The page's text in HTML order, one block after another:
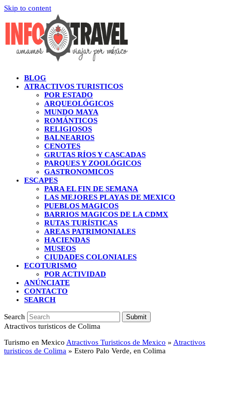
Skip to content
BLOG
ATRACTIVOS TURISTICOS
POR ESTADO
ARQUEOLÓGICOS
MUNDO MAYA
ROMÁNTICOS
RELIGIOSOS
BALNEARIOS
CENOTES
GRUTAS RÍOS Y CASCADAS
PARQUES Y ZOOLÓGICOS
GASTRONOMICOS
ESCAPES
PARA EL FIN DE SEMANA
LAS MEJORES PLAYAS DE MEXICO
PUEBLOS MAGICOS
BARRIOS MAGICOS DE LA CDMX
RUTAS TURÍSTICAS
AREAS PATRIMONIALES
HACIENDAS
MUSEOS
CIUDADES COLONIALES
ECOTURISMO
POR ACTIVIDAD
ANÚNCIATE
CONTACTO
SEARCH
Search Submit
Atractivos turisticos de Colima
Turismo en Mexico Atractivos Turisticos de Mexico » Atractivos
turisticos de Colima » Estero Palo Verde, en Colima